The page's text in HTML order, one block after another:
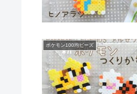
ポケモン100均ビーズ